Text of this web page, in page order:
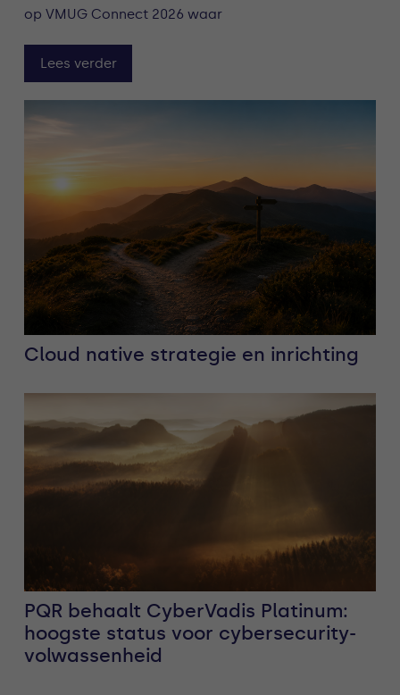
op VMUG Connect 2026 waar
Lees verder
Cloud native strategie en inrichting
PQR behaalt CyberVadis Platinum:
hoogste status voor cybersecurity-
volwassenheid